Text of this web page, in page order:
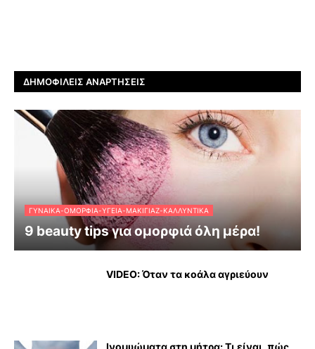
ΔΗΜΟΦΙΛΕΊΣ ΑΝΑΡΤΉΣΕΙΣ
ΓΥΝΑΊΚΑ-ΟΜΟΡΦΙΆ-ΥΓΕΊΑ-ΜΑΚΙΓΙΆΖ-ΚΑΛΛΥΝΤΙΚΆ
9 beauty tips για ομορφιά όλη μέρα!
VIDEO: Όταν τα κοάλα αγριεύουν